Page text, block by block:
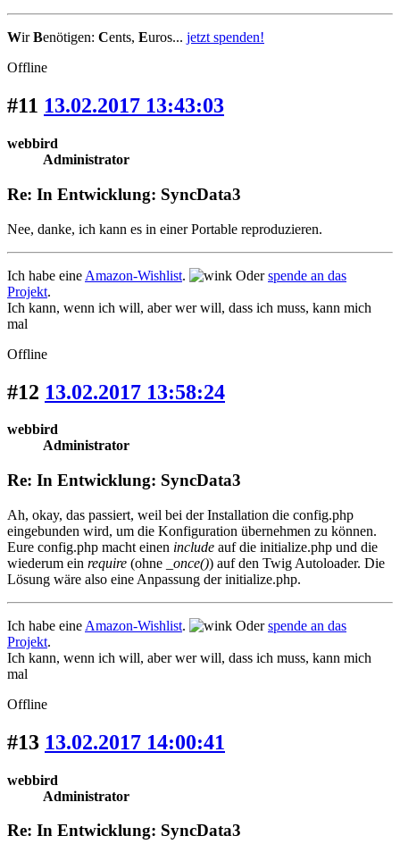
WirBenötigen: Cents, Euros... jetzt spenden!
Offline
#11 13.02.2017 13:43:03
webbird
Administrator
Re: In Entwicklung: SyncData3
Nee, danke, ich kann es in einer Portable reproduzieren.
Ich habe eine Amazon-Wishlist. Oderspende an das
Projekt.
Ich kann, wenn ich will, aber wer will, dass ich muss, kann mich
mal
Offline
#12 13.02.2017 13:58:24
webbird
Administrator
Re: In Entwicklung: SyncData3
Ah, okay, das passiert, weil bei der Installation die config.php
eingebunden wird, um die Konfiguration übernehmen zu können.
Eure config.php macht einen include auf die initialize.php und die
wiederum ein require (ohne _once()) auf den Twig Autoloader. Die
Lösung wäre also eine Anpassung der initialize.php.
Ich habe eine Amazon-Wishlist. Oderspende an das
Projekt.
Ich kann, wenn ich will, aber wer will, dass ich muss, kann mich
mal
Offline
#13 13.02.2017 14:00:41
webbird
Administrator
Re: In Entwicklung: SyncData3